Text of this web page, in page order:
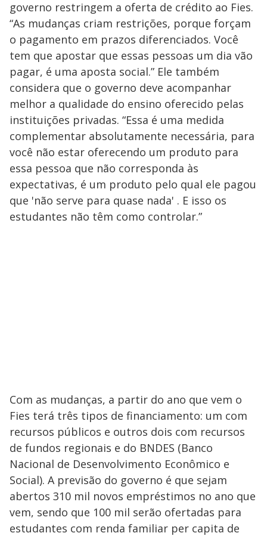
governo restringem a oferta de crédito ao Fies.
“As mudanças criam restrições, porque forçam
o pagamento em prazos diferenciados. Você
tem que apostar que essas pessoas um dia vão
pagar, é uma aposta social.” Ele também
considera que o governo deve acompanhar
melhor a qualidade do ensino oferecido pelas
instituições privadas. “Essa é uma medida
complementar absolutamente necessária, para
você não estar oferecendo um produto para
essa pessoa que não corresponda às
expectativas, é um produto pelo qual ele pagou
que 'não serve para quase nada' . E isso os
estudantes não têm como controlar.”
Com as mudanças, a partir do ano que vem o
Fies terá três tipos de financiamento: um com
recursos públicos e outros dois com recursos
de fundos regionais e do BNDES (Banco
Nacional de Desenvolvimento Econômico e
Social). A previsão do governo é que sejam
abertos 310 mil novos empréstimos no ano que
vem, sendo que 100 mil serão ofertadas para
estudantes com renda familiar per capita de